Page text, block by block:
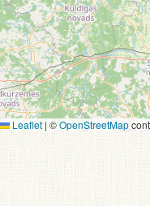
Leaflet | ©OpenStreetMap